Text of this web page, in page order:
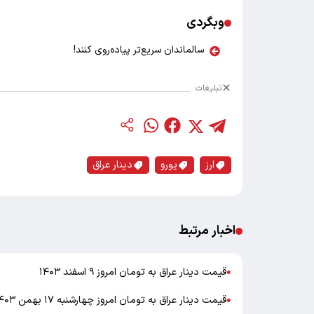
وبگردی
سالماندان سریع‌تر پیاده‌روی کنند!
تبلیغات
ارز یورو دینار عراق
اخبار مرتبط
●قیمت دینار عراق به تومان امروز ۹ اسفند ۱۴۰۳
●قیمت دینار عراق به تومان امروز چهارشنبه ۱۷ بهمن ۱۴۰۳